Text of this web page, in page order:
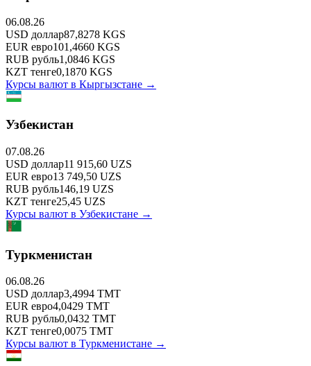
06.08.26
USD доллар87,8278 KGS
EUR евро101,4660 KGS
RUB рубль1,0846 KGS
KZT тенге0,1870 KGS
Курсы валют в Кыргызстане →
Узбекистан
07.08.26
USD доллар11 915,60 UZS
EUR евро13 749,50 UZS
RUB рубль146,19 UZS
KZT тенге25,45 UZS
Курсы валют в Узбекистане →
Туркменистан
06.08.26
USD доллар3,4994 TMT
EUR евро4,0429 TMT
RUB рубль0,0432 TMT
KZT тенге0,0075 TMT
Курсы валют в Туркменистане →